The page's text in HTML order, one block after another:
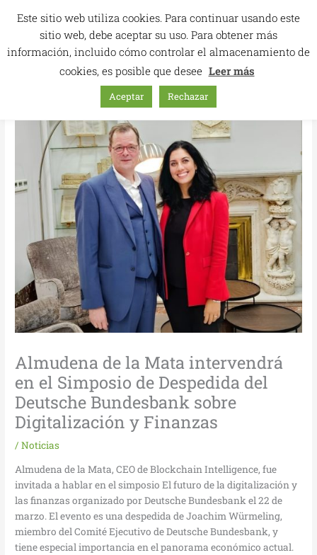
contenido
Almudena de la Mata intervendrá
en el Simposio de Despedida del
Deutsche Bundesbank sobre
Digitalización y Finanzas
/Noticias
Almudena de la Mata, CEO de Blockchain Intelligence, fue
invitada a hablar en el simposio El futuro de la digitalización y
las finanzas organizado por Deutsche Bundesbank el 22 de
marzo. El evento es una despedida de Joachim Würmeling,
miembro del Comité Ejecutivo de Deutsche Bundesbank, y
tiene especial importancia en el panorama económico actual.
Este sitio web utiliza cookies. Para continuar usando este
sitio web, debe aceptar su uso. Para obtener más
información, incluido cómo controlar el almacenamiento de
cookies, es posible que desee Leer más
Aceptar Rechazar